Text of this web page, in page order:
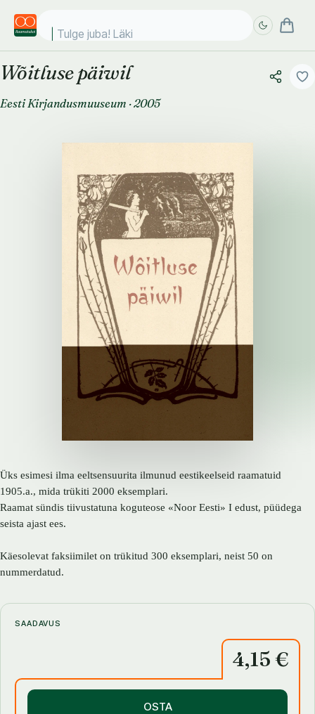
Tulge juba! Läki koo
Wõitluse päiwil
Eesti Kirjandusmuuseum ·2005
Üks esimesi ilma eeltsensuurita ilmunud eestikeelseid raamatuid
1905.a., mida trükiti 2000 eksemplari.
Raamat sündis tiivustatuna koguteose «Noor Eesti» I edust, püüdega
seista ajast ees.
Käesolevat faksiimilet on trükitud 300 eksemplari, neist 50 on
nummerdatud.
SAADAVUS
4,15 €
OSTA